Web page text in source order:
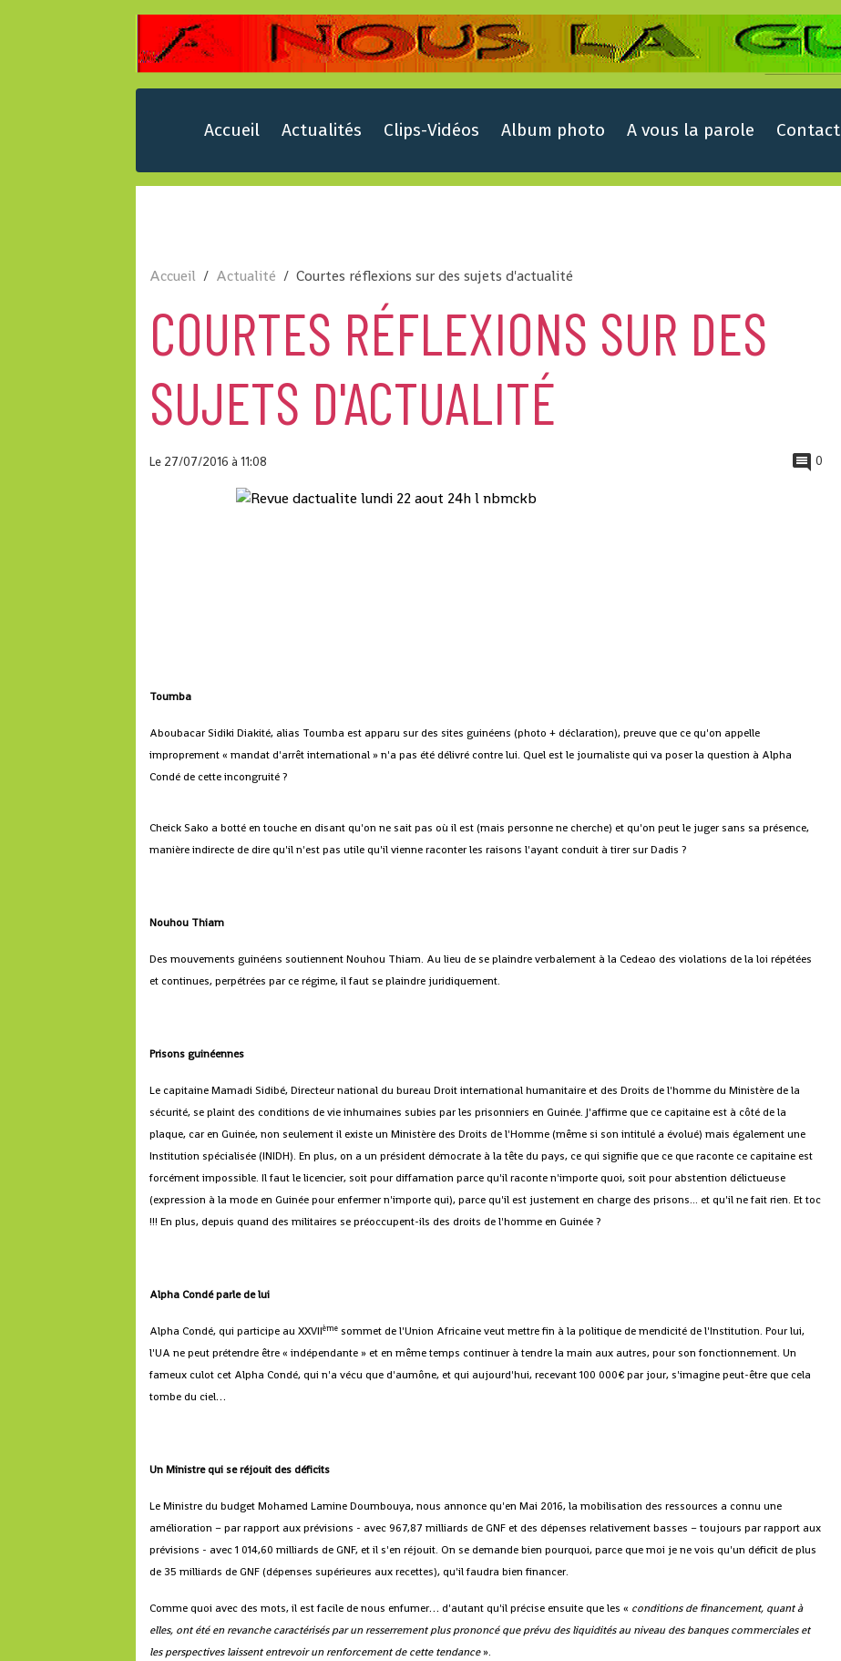
Accueil Actualités Clips-Vidéos Album photo A vous la parole Contact
Accueil Actualité Courtes réflexions sur des sujets d'actualité
COURTES RÉFLEXIONS SUR DES
SUJETS D'ACTUALITÉ
Le 27/07/2016à 11:08 0
Toumba
Aboubacar Sidiki Diakité, alias Toumba est apparu sur des sites guinéens (photo + déclaration), preuve que ce qu'on appelle
improprement « mandat d'arrêt international » n'a pas été délivré contre lui. Quel est le journaliste qui va poser la question à Alpha
Condé de cette incongruité ?
Cheick Sako a botté en touche en disant qu'on ne sait pas où il est (mais personne ne cherche) et qu'on peut le juger sans sa présence,
manière indirecte de dire qu'il n'est pas utile qu'il vienne raconter les raisons l'ayant conduit à tirer sur Dadis ?
Nouhou Thiam
Des mouvements guinéens soutiennent Nouhou Thiam. Au lieu de se plaindre verbalement à la Cedeao des violations de la loi répétées
et continues, perpétrées par ce régime, il faut se plaindre juridiquement.
Prisons guinéennes
Le capitaine Mamadi Sidibé, Directeur national du bureau Droit international humanitaire et des Droits de l'homme du Ministère de la
sécurité, se plaint des conditions de vie inhumaines subies par les prisonniers en Guinée. J'affirme que ce capitaine est à côté de la
plaque, car en Guinée, non seulement il existe un Ministère des Droits de l'Homme (même si son intitulé a évolué) mais également une
Institution spécialisée (INIDH). En plus, on a un président démocrate à la tête du pays, ce qui signifie que ce que raconte ce capitaine est
forcément impossible. Il faut le licencier, soit pour diffamation parce qu'il raconte n'importe quoi, soit pour abstention délictueuse
(expression à la mode en Guinée pour enfermer n'importe qui), parce qu'il est justement en charge des prisons... et qu'il ne fait rien. Et toc
!!! En plus, depuis quand des militaires se préoccupent-ils des droits de l'homme en Guinée ?
Alpha Condé parle de lui
Alpha Condé, qui participe au XXVIIème sommet de l'Union Africaine veut mettre fin à la politique de mendicité de l'Institution. Pour lui,
l'UA ne peut prétendre être « indépendante » et en même temps continuer à tendre la main aux autres, pour son fonctionnement. Un
fameux culot cet Alpha Condé, qui n'a vécu que d'aumône, et qui aujourd'hui, recevant 100 000€ par jour, s'imagine peut-être que cela
tombe du ciel…
Un Ministre qui se réjouit des déficits
Le Ministre du budget Mohamed Lamine Doumbouya, nous annonce qu'en Mai 2016, la mobilisation des ressources a connu une
amélioration – par rapport aux prévisions - avec 967,87 milliards de GNF et des dépenses relativement basses – toujours par rapport aux
prévisions - avec 1 014,60 milliards de GNF, et il s'en réjouit. On se demande bien pourquoi, parce que moi je ne vois qu'un déficit de plus
de 35 milliards de GNF (dépenses supérieures aux recettes), qu'il faudra bien financer.
Comme quoi avec des mots, il est facile de nous enfumer… d'autant qu'il précise ensuite que les « conditions de financement, quant à
elles, ont été en revanche caractérisés par un resserrement plus prononcé que prévu des liquidités au niveau des banques commerciales et
les perspectives laissent entrevoir un renforcement de cette tendance».